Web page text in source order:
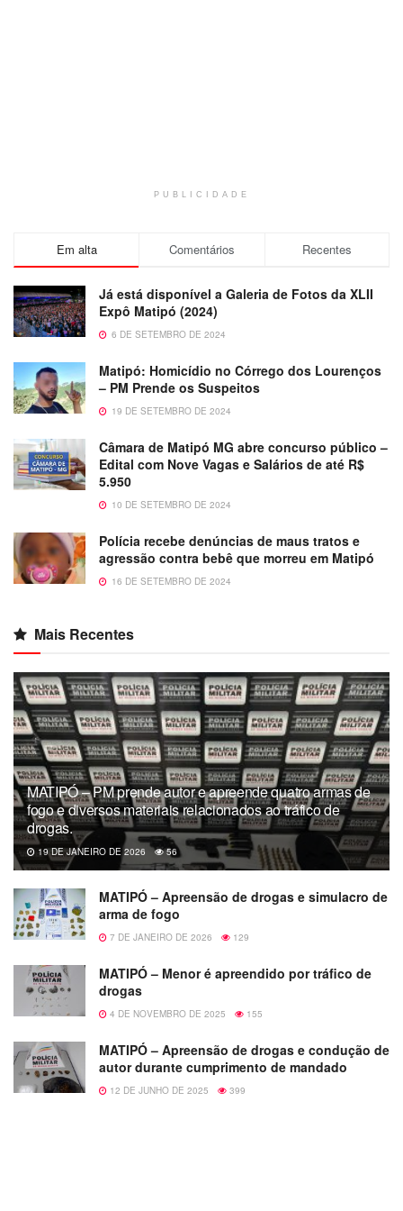
PUBLICIDADE
Em alta Comentários Recentes
Já está disponível a Galeria de Fotos da XLII
Expô Matipó (2024)
6 DE SETEMBRO DE 2024
Matipó: Homicídio no Córrego dos Lourenços
– PM Prende os Suspeitos
19 DE SETEMBRO DE 2024
Câmara de Matipó MG abre concurso público –
Edital com Nove Vagas e Salários de até R$
5.950
10 DE SETEMBRO DE 2024
Polícia recebe denúncias de maus tratos e
agressão contra bebê que morreu em Matipó
16 DE SETEMBRO DE 2024
Mais Recentes
MATIPÓ – PM prende autor e apreende quatro armas de
fogo e diversos materiais relacionados ao tráfico de
drogas.
19 DE JANEIRO DE 2026 56
MATIPÓ – Apreensão de drogas e simulacro de
arma de fogo
7 DE JANEIRO DE 2026 129
MATIPÓ – Menor é apreendido por tráfico de
drogas
4 DE NOVEMBRO DE 2025 155
MATIPÓ – Apreensão de drogas e condução de
autor durante cumprimento de mandado
12 DE JUNHO DE 2025 399